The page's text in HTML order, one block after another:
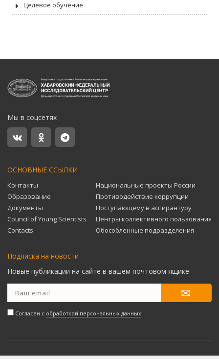
Целевое обучение
Мы в соцсетях
ОСНОВНЫЕ ССЫЛКИ
Контакты
Образование
Документы
Council of Young Scientists
Contacts
Национальные проекты России
Противодействие коррупции
Поступающему в аспирантуру
Центры коллективного пользования
Обособленные подразделения
Подписка на новости
Новые публикации на сайте в вашем почтовом ящике
Согласен с обработкой персональных данных